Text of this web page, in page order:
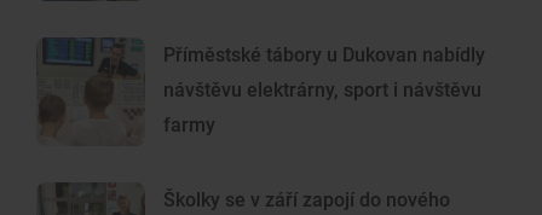
Příměstské tábory u Dukovan nabídly
návštěvu elektrárny, sport i návštěvu
farmy
Školky se v září zapojí do nového